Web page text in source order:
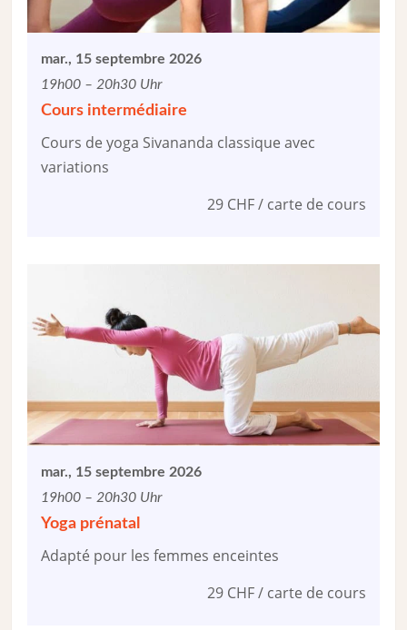
mar., 15 septembre 2026
19h00 – 20h30 Uhr
Cours intermédiaire
Cours de yoga Sivananda classique avec
variations
29 CHF / carte de cours
mar., 15 septembre 2026
19h00 – 20h30 Uhr
Yoga prénatal
Adapté pour les femmes enceintes
29 CHF / carte de cours